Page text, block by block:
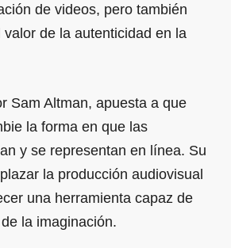
de videos, pero también
de la autenticidad en la
Sam Altman, apuesta a que
la forma en que las
y se representan en línea. Su
la producción audiovisual
una herramienta capaz de
la imaginación.